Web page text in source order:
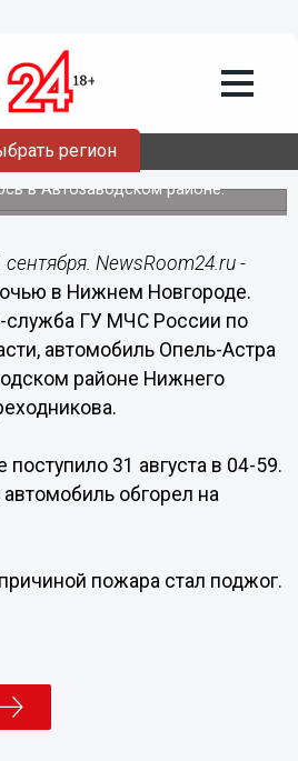
регион
ночью в Нижнем
в Автозаводском районе.
NewsRoom24.ru -
в Нижнем Новгороде.
служба ГУ МЧС России по
автомобиль Опель-Астра
районе Нижнего
31 августа в 04-59.
обгорел на
пожара стал поджог.